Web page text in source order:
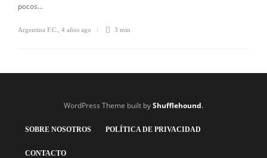
pocos…
Argentina F.C. 4 años ago 3 min
WordPress Theme built byShufflehound.
SOBRE NOSOTROS POLÍTICA DE PRIVACIDAD
CONTACTO